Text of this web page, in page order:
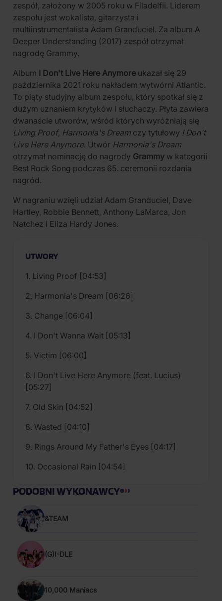
zespół, założony w 2005 roku w Filadelfii. Liderem
zespołu jest wokalista, gitarzysta i
multiinstrumentalista Adam Granduciel. Za album A
Deeper Understanding (2017) zespół otrzymał
nagrodę Grammy.
Album I Don't Live Here Anymore ukazał się 29
października 2021 roku nakładem wytwórni Atlantic.
To piąty studyjny album zespołu, który spotkał się z
dużym uznaniem krytyków i słuchaczy. Płyta zawiera
dwanaście utworów, wśród których wyróżniają się
Living Proof, Harmonia's Dream czy tytułowy I Don't
Live Here Anymore. Utwór Harmonia's Dream
otrzymał nominację do nagrody Grammy w kategorii
Best Rock Song podczas 65. ceremonii rozdania
nagród.
W nagraniu wzięli udział Adam Granduciel, Dave
Hartley, Robbie Bennett, Anthony LaMarca, Jon
Natchez i Eliza Hardy Jones.
UTWORY
1. Living Proof [04:53]
2. Harmonia's Dream [06:26]
3. Change [06:04]
4. I Don't Wanna Wait [05:13]
5. Victim [06:00]
6. I Don't Live Here Anymore (feat. Lucius)
[05:27]
7. Old Skin [04:52]
8. Wasted [04:10]
9. Rings Around My Father's Eyes [04:17]
10. Occasional Rain [04:54]
PODOBNI WYKONAWCY
&TEAM
(G)I-DLE
10,000 Maniacs